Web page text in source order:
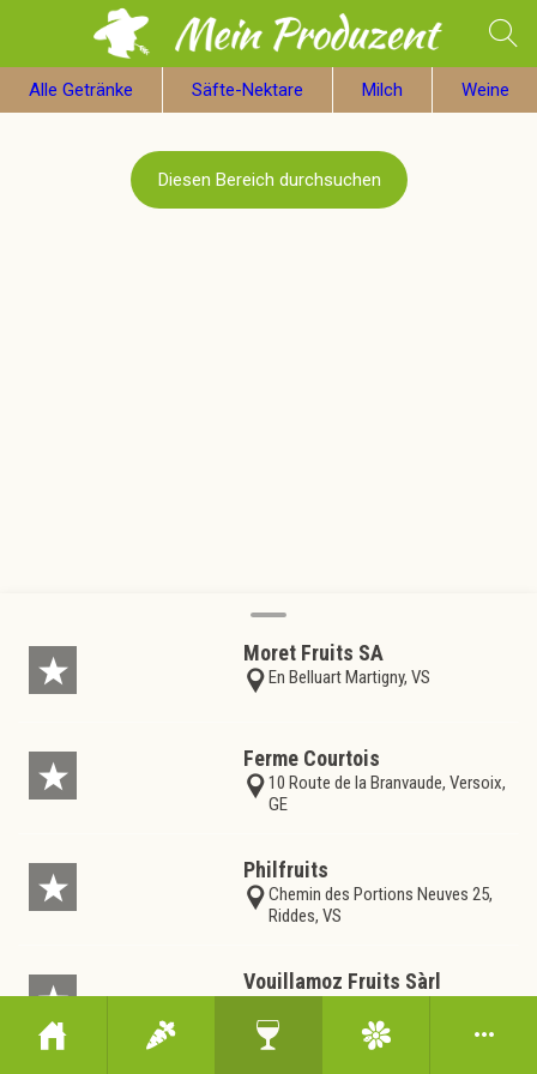
Alle Getränke Säfte-Nektare Milch Weine
Moret Fruits SA
En Belluart Martigny, VS
Ferme Courtois
10 Route de la Branvaude, Versoix,
GE
Philfruits
Chemin des Portions Neuves 25,
Riddes, VS
Vouillamoz Fruits Sàrl
Diesen Bereich durchsuchen